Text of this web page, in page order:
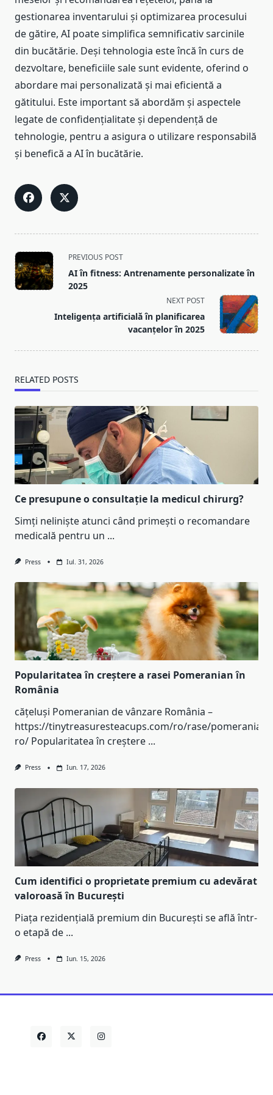
gestionarea inventarului și optimizarea procesului
de gătire, AI poate simplifica semnificativ sarcinile
din bucătărie. Deși tehnologia este încă în curs de
dezvoltare, beneficiile sale sunt evidente, oferind o
abordare mai personalizată și mai eficientă a
gătitului. Este important să abordăm și aspectele
legate de confidențialitate și dependență de
tehnologie, pentru a asigura o utilizare responsabilă
și benefică a AI în bucătărie.
<span
class="nav-
subtitle
PREVIOUS POST
AI în fitness: Antrenamente personalizate în
2025
NEXT POST
Inteligența artificială în planificarea
vacanțelor în 2025
RELATED POSTS
Ce presupune o consultație la medicul chirurg?
Simți neliniște atunci când primești o recomandare
medicală pentru un ...
Press Iul. 31, 2026
Popularitatea în creștere a rasei Pomeranian în
România
cățeluși Pomeranian de vânzare România –
https://tinytreasuresteacups.com/ro/rase/pomeranian-
ro/ Popularitatea în creștere ...
Press Iun. 17, 2026
Cum identifici o proprietate premium cu adevărat
valoroasă în București
Piața rezidențială premium din București se află într-
o etapă de ...
Press Iun. 15, 2026